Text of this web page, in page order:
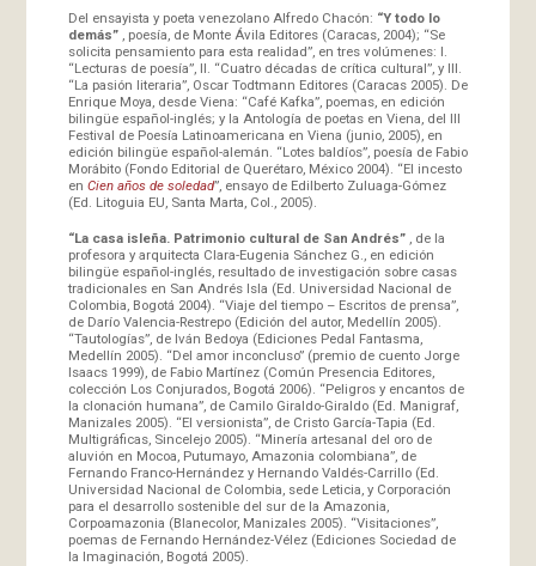
Del ensayista y poeta venezolano Alfredo Chacón: “Y todo lo
demás”
, poesía, de Monte Ávila Editores (Caracas, 2004); “Se
solicita pensamiento para esta realidad”, en tres volúmenes: I.
“Lecturas de poesía”, II. “Cuatro décadas de crítica cultural”, y III.
“La pasión literaria”, Oscar Todtmann Editores (Caracas 2005). De
Enrique Moya, desde Viena: “Café Kafka”, poemas, en edición
bilingüe español-inglés; y la Antología de poetas en Viena, del III
Festival de Poesía Latinoamericana en Viena (junio, 2005), en
edición bilingüe español-alemán. “Lotes baldíos”, poesía de Fabio
Morábito (Fondo Editorial de Querétaro, México 2004). “El incesto
en Cien años de soledad”, ensayo de Edilberto Zuluaga-Gómez
(Ed. Litoguia EU, Santa Marta, Col., 2005).
“La casa isleña. Patrimonio cultural de San Andrés”
, de la
profesora y arquitecta Clara-Eugenia Sánchez G., en edición
bilingüe español-inglés, resultado de investigación sobre casas
tradicionales en San Andrés Isla (Ed. Universidad Nacional de
Colombia, Bogotá 2004). “Viaje del tiempo – Escritos de prensa”,
de Darío Valencia-Restrepo (Edición del autor, Medellín 2005).
“Tautologías”, de Iván Bedoya (Ediciones Pedal Fantasma,
Medellín 2005). “Del amor inconcluso” (premio de cuento Jorge
Isaacs 1999), de Fabio Martínez (Común Presencia Editores,
colección Los Conjurados, Bogotá 2006). “Peligros y encantos de
la clonación humana”, de Camilo Giraldo-Giraldo (Ed. Manigraf,
Manizales 2005). “El versionista”, de Cristo García-Tapia (Ed.
Multigráficas, Sincelejo 2005). “Minería artesanal del oro de
aluvión en Mocoa, Putumayo, Amazonia colombiana”, de
Fernando Franco-Hernández y Hernando Valdés-Carrillo (Ed.
Universidad Nacional de Colombia, sede Leticia, y Corporación
para el desarrollo sostenible del sur de la Amazonia,
Corpoamazonia (Blanecolor, Manizales 2005). “Visitaciones”,
poemas de Fernando Hernández-Vélez (Ediciones Sociedad de
la Imaginación, Bogotá 2005).